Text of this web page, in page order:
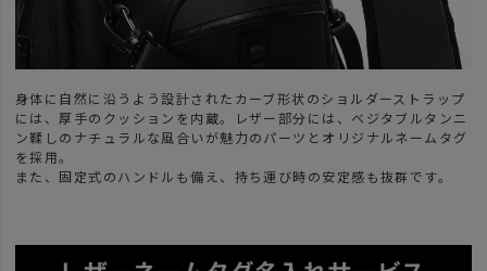
身体に自然に沿うよう設計されたカーブ形状のショルダーストラップ
には、厚手のクッションを内蔵。レザー部分には、ベジタブルタンニ
ン鞣しのナチュラルな風合いが魅力のパーツとオリジナルネームタグ
を採用。
また、固定式のハンドルも備え、持ち運び時の安定感も抜群です。